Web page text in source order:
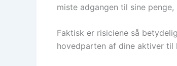
miste adgangen til sine
Faktisk er risiciene så
hovedparten af ​​dine aktiver til